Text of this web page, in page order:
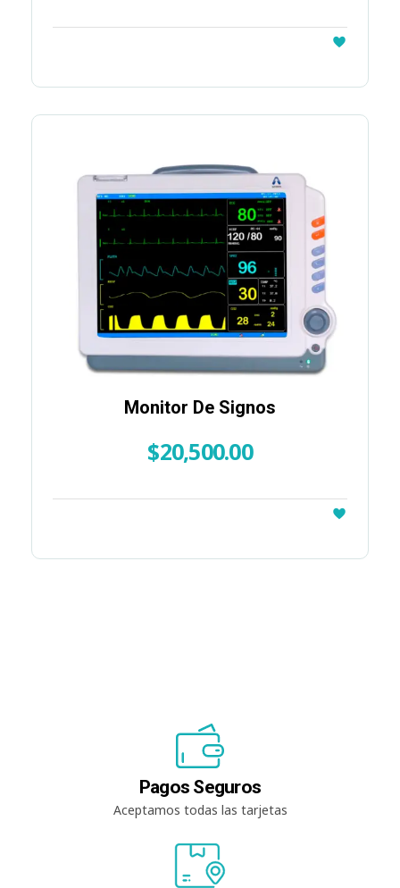
Monitor De Signos
$20,500.00
Pagos Seguros
Aceptamos todas las tarjetas